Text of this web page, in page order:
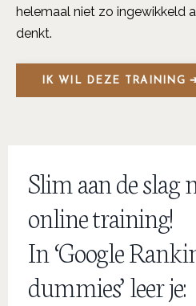
helemaal niet zo ingewikkeld
denkt.
IK WIL DEZE TRAINING
Slim aan de slag
online training!
In ‘Google
dummies’ leer je: